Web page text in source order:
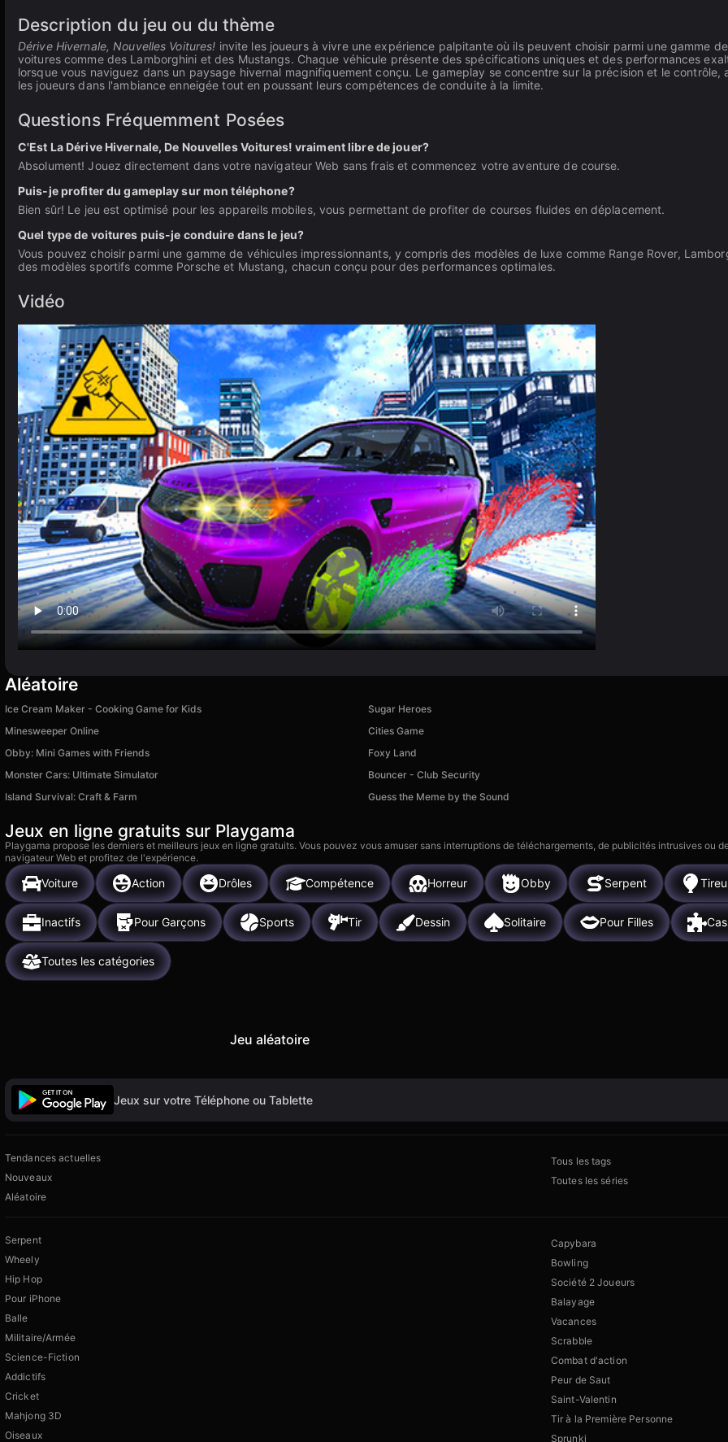
Description du jeu ou du thème
Dérive Hivernale, Nouvelles Voitures! invite les joueurs à vivre une expérience palpitante où ils peuvent choisir parmi une gamme de
voitures comme des Lamborghini et des Mustangs. Chaque véhicule présente des spécifications uniques et des performances
lorsque vous naviguez dans un paysage hivernal magnifiquement conçu. Le gameplay se concentre sur la précision et le contrôle,
les joueurs dans l'ambiance enneigée tout en poussant leurs compétences de conduite à la limite.
Questions Fréquemment Posées
C'Est La Dérive Hivernale, De Nouvelles Voitures! vraiment libre de jouer?
Absolument! Jouez directement dans votre navigateur Web sans frais et commencez votre aventure de course.
Puis-je profiter du gameplay sur mon téléphone?
Bien sûr! Le jeu est optimisé pour les appareils mobiles, vous permettant de profiter de courses fluides en déplacement.
Quel type de voitures puis-je conduire dans le jeu?
Vous pouvez choisir parmi une gamme de véhicules impressionnants, y compris des modèles de luxe comme Range Rover,
des modèles sportifs comme Porsche et Mustang, chacun conçu pour des performances optimales.
Vidéo
Aléatoire
Ice Cream Maker - Cooking Game for Kids Sugar Heroes
Minesweeper Online
Cities Game
Obby: Mini Games with Friends
Foxy Land
Monster Cars: Ultimate Simulator
Bouncer - Club Security
Island Survival: Craft & Farm
Guess the Meme by the Sound
Jeux en ligne gratuits sur Playgama
Playgama propose les derniers et meilleurs jeux en ligne gratuits. Vous pouvez vous amuser sans interruptions de téléchargements, de publicités intrusives ou
navigateur Web et profitez de l'expérience.
Voiture Action Drôles Compétence Horreur Obby Serpent
Inactifs Pour Garçons Sports Tir Dessin Solitaire Pour Filles
Toutes les catégories
Jeu aléatoire
Jeux sur votre Téléphone ou Tablette
Tendances actuelles
Nouveaux
Aléatoire
Tous les tags
Toutes les séries
Serpent
Wheely
Hip Hop
Pour iPhone
Balle
Militaire/Armée
Science-Fiction
Addictifs
Cricket
Mahjong 3D
Oiseaux
Capybara
Bowling
Société 2 Joueurs
Balayage
Vacances
Scrabble
Combat d'action
Peur de Saut
Saint-Valentin
Tir à la Première Personne
Sprunki